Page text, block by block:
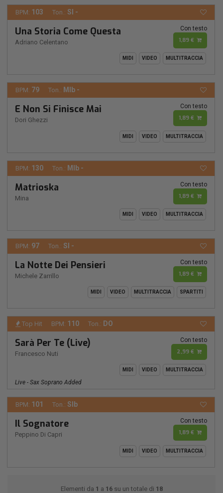
BPM: 103 Ton.: SI -
Una Storia Come Questa
Adriano Celentano
Con testo
1,89 €
MIDI VIDEO MULTITRACCIA
BPM: 79 Ton.: MIb -
E Non Si Finisce Mai
Dori Ghezzi
Con testo
1,89 €
MIDI VIDEO MULTITRACCIA
BPM: 130 Ton.: MIb -
Matrioska
Mina
Con testo
1,89 €
MIDI VIDEO MULTITRACCIA
BPM: 97 Ton.: SI -
La Notte Dei Pensieri
Michele Zarrillo
Con testo
1,89 €
MIDI VIDEO MULTITRACCIA SPARTITI
Top Hit BPM: 110 Ton.: DO
Sarà Per Te (Live)
Francesco Nuti
Con testo
2,99 €
MIDI VIDEO MULTITRACCIA
Live - Sax Soprano Added
BPM: 101 Ton.: SIb
Il Sognatore
Peppino Di Capri
Con testo
1,89 €
MIDI VIDEO MULTITRACCIA
Elementi da 1 a 16su un totale di 18